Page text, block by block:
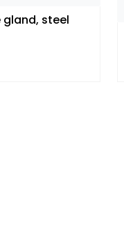
gland, steel